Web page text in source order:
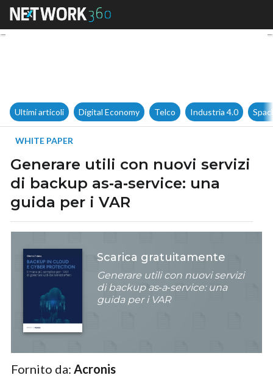
Generare utili con nuovi
Ultimi articoli Digital Economy Telco Industria 4.0
WHITE PAPER
Generare utili con nuovi servizi
di backup as‑a‑service: una
guida per i VAR
Scarica gratuitamente
Generare utili con nuovi servizi
di backup as‑a‑service: una
guida per i VAR
Fornito da:Acronis